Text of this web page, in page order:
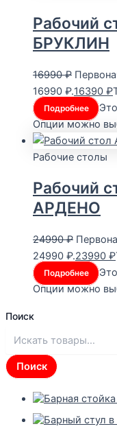
Поиск
Поиск
Рабочий
БРУКЛИН
16990₽
16990 ₽.16390 ₽
Подробнее
Опции можно
Рабочие столы
Рабочий
АРДЕНО
24990₽
24990 ₽.23990 ₽
Подробнее
Опции можно